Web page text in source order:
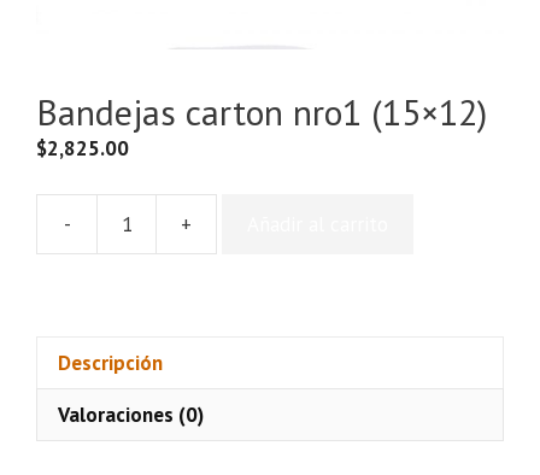
Bandejas carton nro1 (15×12)
$2,825.00
- +
Descripción
Valoraciones (0)